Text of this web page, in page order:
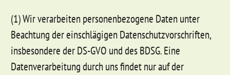
(1) Wir verarbeiten personenbezogene Daten unter
Beachtung der einschlägigen Datenschutzvorschriften,
insbesondere der DS-GVO und des BDSG. Eine
Datenverarbeitung durch uns findet nur auf der